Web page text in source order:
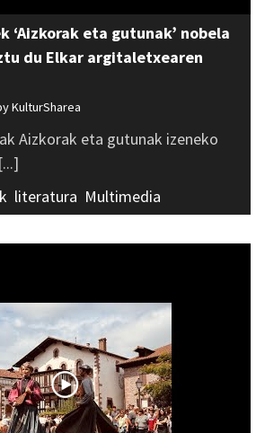
‘Aizkorak eta gutunak’ nobela
du Elkar argitaletxearen
KulturSharea
Aizkorak eta gutunak izeneko
literatura Multimedia